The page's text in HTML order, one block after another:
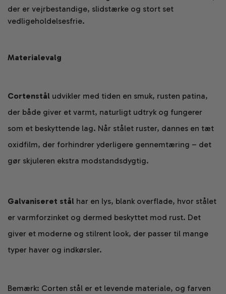
der er vejrbestandige, slidstærke og stort set
vedligeholdelsesfrie.
Materialevalg
Cortenstål udvikler med tiden en smuk, rusten patina,
der både giver et varmt, naturligt udtryk og fungerer
som et beskyttende lag. Når stålet ruster, dannes en tæt
oxidfilm, der forhindrer yderligere gennemtæring – det
gør skjuleren ekstra modstandsdygtig.
Galvaniseret stål har en lys, blank overflade, hvor stålet
er varmforzinket og dermed beskyttet mod rust. Det
giver et moderne og stilrent look, der passer til mange
typer haver og indkørsler.
Bemærk: Corten stål er et levende materiale, og farven